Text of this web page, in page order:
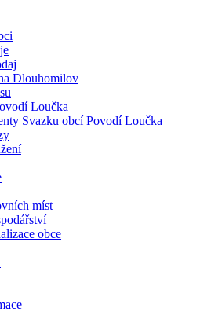
Dlouhomilov
Loučka
Svazku obcí Povodí Loučka
míst
obce